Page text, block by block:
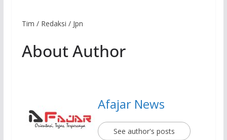
Tim / Redaksi / Jpn
About Author
Afajar News
See author's posts